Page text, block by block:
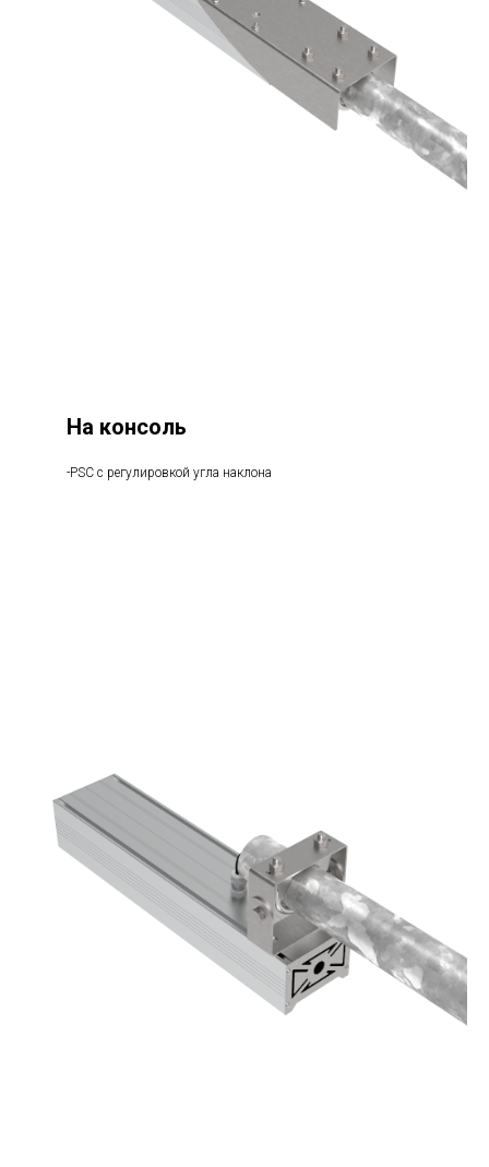
На консоль
-PSC с регулировкой угла наклона